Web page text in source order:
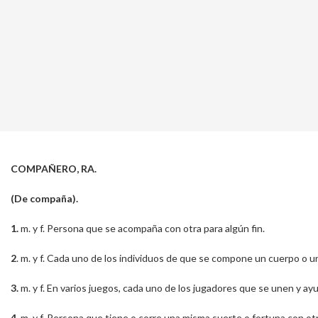
COMPAÑERO, RA.
(De compaña).
1.m. y f. Persona que se acompaña con otra para algún fin.
2. m. y f. Cada uno de los individuos de que se compone un cuerpo o
3.m. y f. En varios juegos, cada uno de los jugadores que se unen y